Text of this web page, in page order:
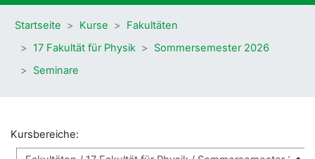
Startseite Kurse
Fakultäten
17 Fakultät für Physik
Sommersemester 2026
Seminare
Kursbereiche: